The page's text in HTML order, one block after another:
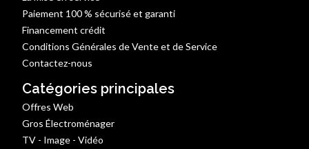
Paiement 100 % sécurisé et garanti
Financement crédit
Conditions Générales de Vente et de Service
Contactez-nous
Catégories principales
Offres Web
Gros Électroménager
TV - Image - Vidéo